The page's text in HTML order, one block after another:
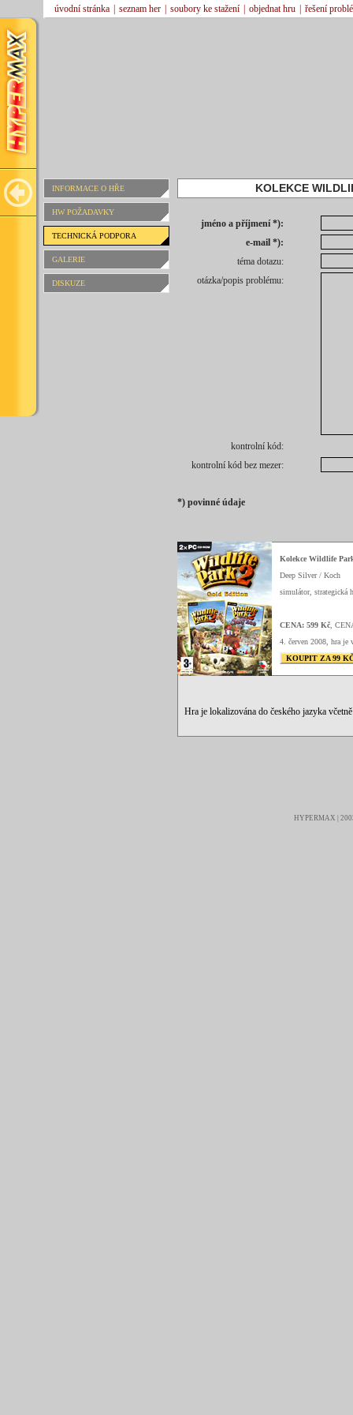
úvodní stránka seznam her soubory ke stažení objednat hru řešení
INFORMACE O HŘE
HW POŽADAVKY
TECHNICKÁ PODPORA
GALERIE
DISKUZE
KOLEKCE
jméno a příjmení *):
e-mail *):
téma dotazu:
otázka/popis problému:
kontrolní kód:
kontrolní kód bez mezer:
*) povinné údaje
Kolekce Wildlife
Deep Silver / Koch
simulátor, strategická
CENA: 599 Kč ,
4. červen 2008, hra je
KOUPIT ZA 99
Hra je lokalizována do českého jazyka
HYPERMAX |